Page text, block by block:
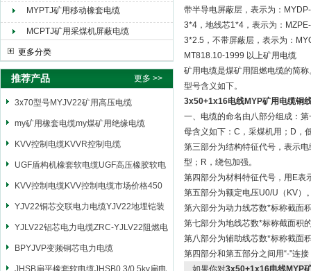
MYPTJ矿用移动橡套电缆
MCPTJ矿用采煤机屏蔽电缆
更多分类
推荐产品 更多 >>
3x70型号MYJV22矿用高压电缆
my矿用橡套电缆my煤矿用绝缘电缆
KVV控制电缆KVVR控制电缆
UGF盾构机橡套软电缆UGF高压橡胶软电
缆
KVV控制电缆KVV控制电缆市场价格450
YJV22铜芯交联电力电缆YJV22地埋铠装
电源电缆
YJLV22铝芯电力电缆ZRC-YJLV22阻燃电
力电缆
BPYJVP变频铜芯电力电缆
JHSB扁平橡套软电缆JHSB0.3/0.5kv扁电
带半导电屏蔽层，表示为：
3*4，地线芯1*4，表示为：
3*2.5，不带屏蔽层，表示为：
MT818.10-1999 以上矿用电缆
矿用电缆是煤矿用阻燃电缆的简
型号含义如下。
3x50+1x16电线MYP矿用电缆铜
一、电缆的命名由八部分组成：
母含义如下：C，采煤机用；D，
第三部分为结构特征代号，表示
型；R，绕包加强。
第四部分为材料特征代号，用E表
第五部分为额定电压U0/U（KV）
第六部分为动力线芯数*标称截面
第七部分为地线芯数*标称截面积
第八部分为辅助线芯数*标称截面
第四部分和第五部分之间用“-"连
如果你对3x50+1x16电线MYP